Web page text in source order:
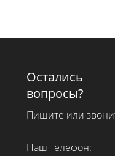
Остались
вопросы?
Пишите или
Наш телефон: